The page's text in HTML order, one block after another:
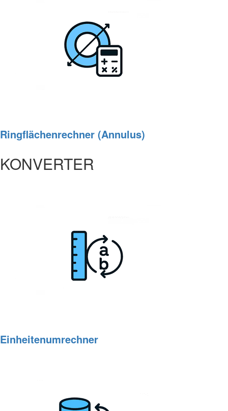
Ringflächenrechner (Annulus)
KONVERTER
Einheitenumrechner